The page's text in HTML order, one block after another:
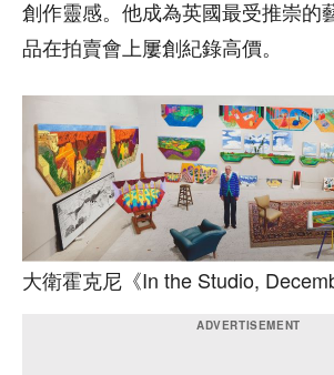
創作靈感。他成為英國最受推崇的
品在拍賣會上屢創紀錄高價。
大衛霍克尼《In the Studio,